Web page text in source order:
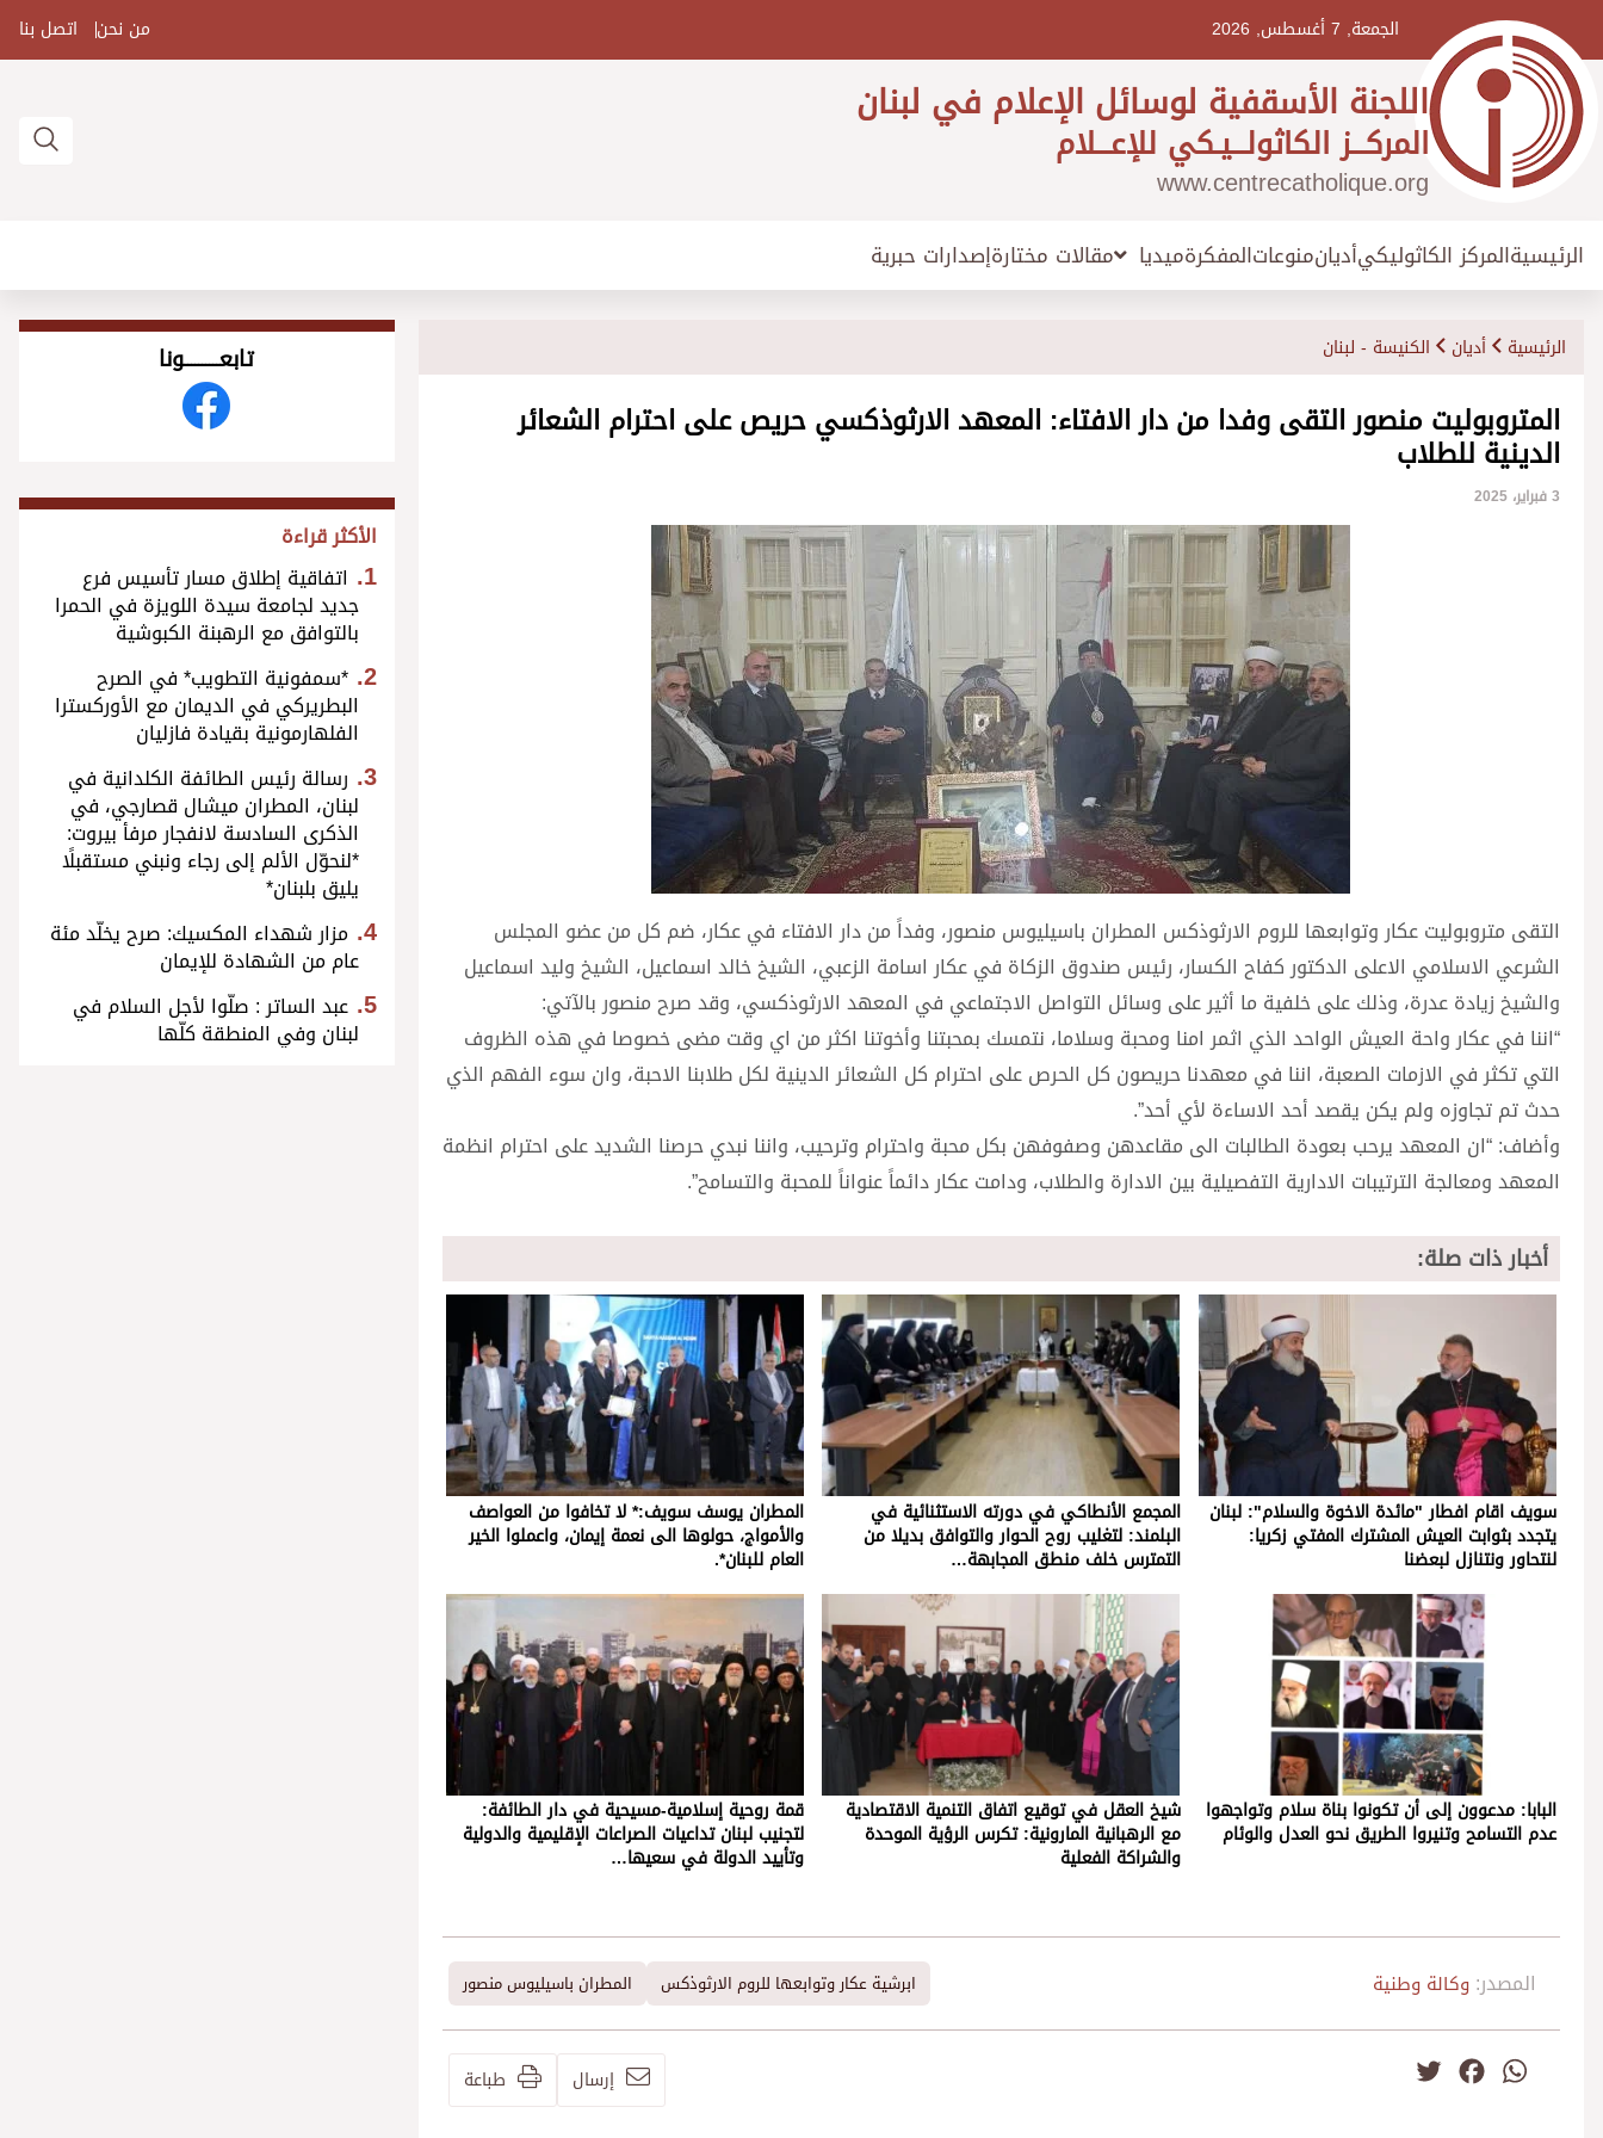
الجمعة, 7 أغسطس, 2026 من نحن اتصل بنا
اللجنة الأسقفية لوسائل الإعلام في لبنان
المركـــز الكاثولـــيـكي للإعـــلام
www.centrecatholique.org
الرئيسيةالمركز الكاثوليكيأديانمنوعاتالمفكرةميديا مقالات مختارةإصدارات حبرية
الرئيسية أديان الكنيسة - لبنان
المتروبوليت منصور التقى وفدا من دار الافتاء: المعهد الارثوذكسي حريص على احترام الشعائر
الدينية للطلاب
3 فبراير، 2025
التقى متروبوليت عكار وتوابعها للروم الارثوذكس المطران باسيليوس منصور، وفداً من دار الافتاء في عكار، ضم كل من عضو المجلس
الشرعي الاسلامي الاعلى الدكتور كفاح الكسار، رئيس صندوق الزكاة في عكار اسامة الزعبي، الشيخ خالد اسماعيل، الشيخ وليد اسماعيل
والشيخ زيادة عدرة، وذلك على خلفية ما أثير على وسائل التواصل الاجتماعي في المعهد الارثوذكسي، وقد صرح منصور بالآتي:
“اننا في عكار واحة العيش الواحد الذي اثمر امنا ومحبة وسلاما، نتمسك بمحبتنا وأخوتنا اكثر من اي وقت مضى خصوصا في هذه الظروف
التي تكثر في الازمات الصعبة، اننا في معهدنا حريصون كل الحرص على احترام كل الشعائر الدينية لكل طلابنا الاحبة، وان سوء الفهم الذي
حدث تم تجاوزه ولم يكن يقصد أحد الاساءة لأي أحد”.
وأضاف: “ان المعهد يرحب بعودة الطالبات الى مقاعدهن وصفوفهن بكل محبة واحترام وترحيب، واننا نبدي حرصنا الشديد على احترام انظمة
المعهد ومعالجة الترتيبات الادارية التفصيلية بين الادارة والطلاب، ودامت عكار دائماً عنواناً للمحبة والتسامح”.
أخبار ذات صلة:
سويف اقام افطار "مائدة الاخوة والسلام": لبنان
يتجدد بثوابت العيش المشترك المفتي زكريا:
لنتحاور ونتنازل لبعضنا
البابا: مدعوون إلى أن تكونوا بناة سلام وتواجهوا
عدم التسامح وتنيروا الطريق نحو العدل والوئام
المجمع الأنطاكي في دورته الاستثنائية في
البلمند: لتغليب روح الحوار والتوافق بديلا من
التمترس خلف منطق المجابهة…
شيخ العقل في توقيع اتفاق التنمية الاقتصادية
مع الرهبانية المارونية: تكرس الرؤية الموحدة
والشراكة الفعلية
المطران يوسف سويف:* لا تخافوا من العواصف
والأمواج، حولوها الى نعمة إيمان، واعملوا الخير
العام للبنان*.
قمة روحية إسلامية-مسيحية في دار الطائفة:
لتجنيب لبنان تداعيات الصراعات الإقليمية والدولية
وتأييد الدولة في سعيها…
المصدر: وكالة وطنية ابرشية عكار وتوابعها للروم الارثوذكس المطران باسيليوس منصور
WhatsApp
Facebook إرسال طباعة
تابعــــــــــونا
الأكثر قراءة
اتفاقية إطلاق مسار تأسيس فرع
جديد لجامعة سيدة اللويزة في الحمرا
بالتوافق مع الرهبنة الكبوشية
*سمفونية التطويب* في الصرح
البطريركي في الديمان مع الأوركسترا
الفلهارمونية بقيادة فازليان
رسالة رئيس الطائفة الكلدانية في
لبنان، المطران ميشال قصارجي، في
الذكرى السادسة لانفجار مرفأ بيروت:
*لنحوّل الألم إلى رجاء ونبني مستقبلًا
يليق بلبنان*
مزار شهداء المكسيك: صرح يخلّد مئة
عام من الشهادة للإيمان
عبد الساتر : صلّوا لأجل السلام في
لبنان وفي المنطقة كلّها